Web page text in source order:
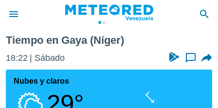
de
ha
Tiempo en Gaya (Níger)
18:22 Sábado ...
Nubes y claros